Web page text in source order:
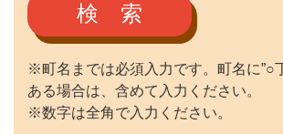
検 索
※町名までは必須入力です。町名に”○
ある場合は、含めて入力ください。
※数字は全角で入力ください。